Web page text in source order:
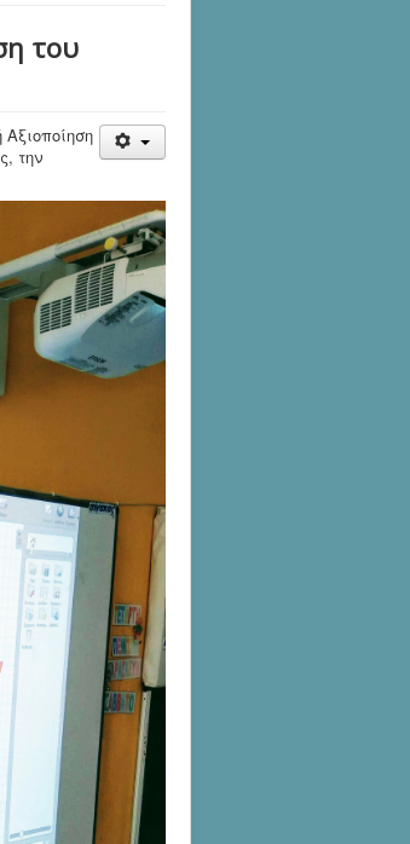
του
την